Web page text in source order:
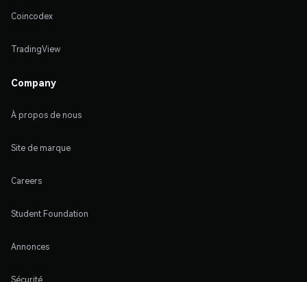
Coincodex
TradingView
Company
À propos de nous
Site de marque
Careers
Student Foundation
Annonces
Sécurité